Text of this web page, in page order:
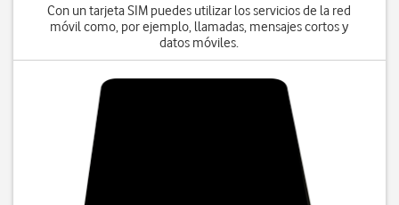
Con un tarjeta SIM puedes utilizar los servicios de la red
móvil como, por ejemplo, llamadas, mensajes cortos y
datos móviles.